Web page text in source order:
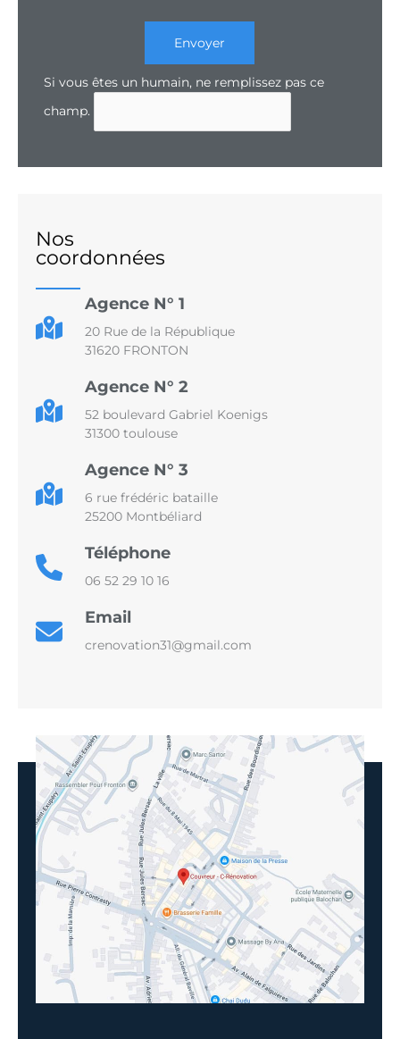
Envoyer
Si vous êtes un humain, ne remplissez pas ce
champ.
Nos
coordonnées
Agence N° 1
20 Rue de la République
31620 FRONTON
Agence N° 2
52 boulevard Gabriel Koenigs
31300 toulouse
Agence N° 3
6 rue frédéric bataille
25200 Montbéliard
Téléphone
06 52 29 10 16
Email
crenovation31@gmail.com